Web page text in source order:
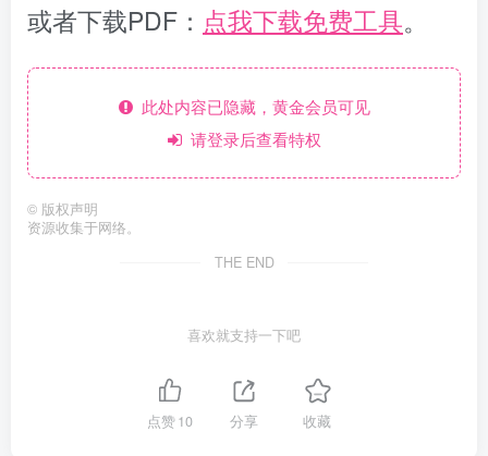
或者下载PDF： 点我下载免费工具。
此处内容已隐藏，黄金会员可见
请登录后查看特权
© 版权声明
资源收集于网络。
THE END
喜欢就支持一下吧
点赞10 分享 收藏